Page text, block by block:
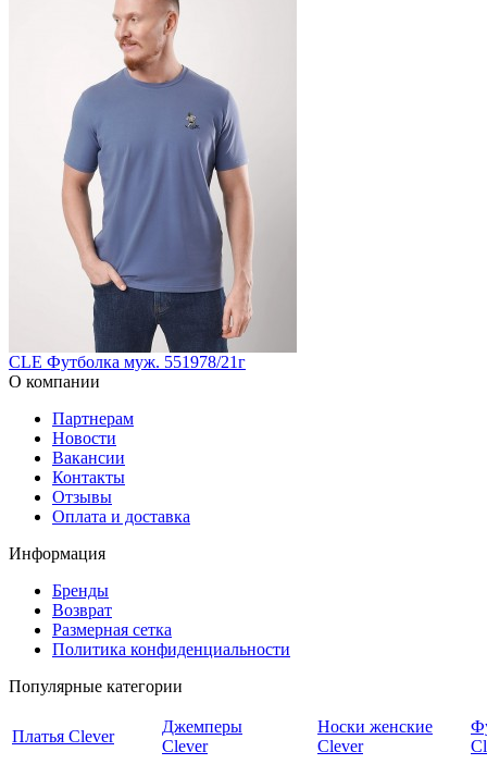
CLE Футболка муж. 551978/21г
О компании
Партнерам
Новости
Вакансии
Контакты
Отзывы
Оплата и доставка
Информация
Бренды
Возврат
Размерная сетка
Политика конфиденциальности
Популярные категории
Платья Clever
Джемперы
Clever
Носки женские
Clever